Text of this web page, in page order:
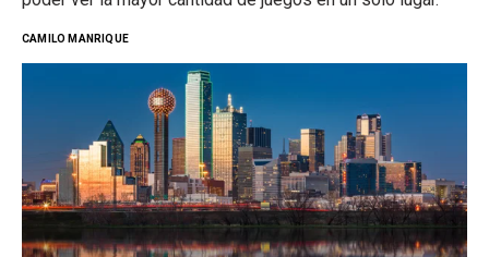
CAMILO MANRIQUE